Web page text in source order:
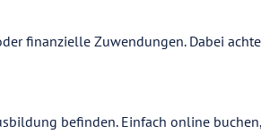
finanzielle Zuwendungen. Dabei
befinden. Einfach online